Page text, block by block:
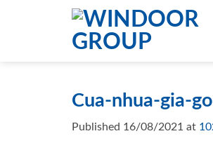
Cua-nhua-gia-
Published 16/08/2021 at